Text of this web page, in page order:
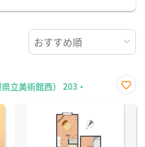
立美術館西） 203・
に入